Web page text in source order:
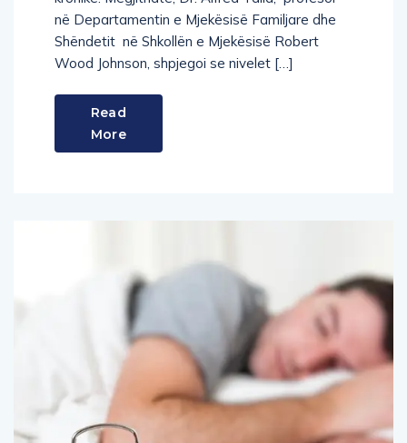
në Departamentin e Mjekësisë Familjare dhe
Shëndetit në Shkollën e Mjekësisë Robert
Wood Johnson, shpjegoi se nivelet […]
Read
More